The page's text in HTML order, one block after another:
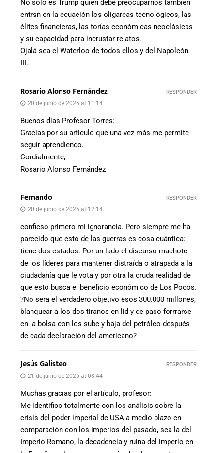
No solo es Trump quien debe preocuparnos también
entrsn en la ecuación los oligarcas tecnológicos, las
élites financieras, las torías económicas neoclásicas
y su capacidad para incrustar relatos.
Ojalá sea el Waterloo de todos ellos y del Napoleón
III.
Rosario Alonso Fernández
20 de junio de 2026 at 11:14
Buenos días Profesor Torres:
Gracias por su articulo que una vez más me permite
seguir aprendiendo.
Cordialmente,
Rosario Alonso Fernández
RESPONDER
Fernando
20 de junio de 2026 at 12:14
confieso primero mi ignorancia. Pero siempre me ha
parecido que esto de las guerras es cosa cuántica:
tiene dos estados. Por un lado el discurso machote
de los líderes para mantener distraída o atrapada a la
ciudadanía que le vota y por otra la cruda realidad de
que esto busca el beneficio económico de Los Pocos.
?No será el verdadero objetivo esos 300.000 millones,
blanquear a los dos tiranos en lid y de paso forrrarse
en la bolsa con los sube y baja del petróleo después
de cada declaración del americano?
RESPONDER
Jesús Galisteo
21 de junio de 2026 at 08:44
Muchas gracias por el artículo, profesor:
Me identifico totalmente con los análisis sobre la
crisis del poder imperial de USA a medio plazo en
comparación con los imperios del pasado, sea la del
Imperio Romano, la decadencia y ruina del imperio en
RESPONDER